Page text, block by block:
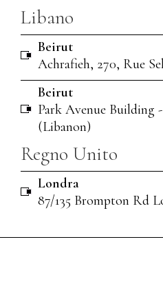
Libano
Beirut
Achrafieh, 270, Rue
Beirut
Park Avenue Building
(Libanon)
Regno Unito
Londra
87/135 Brompton Rd